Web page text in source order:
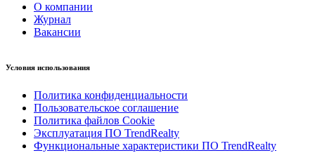
О компании
Журнал
Вакансии
Условия использования
Политика конфиденциальности
Пользовательское соглашение
Политика файлов Cookie
Эксплуатация ПО TrendRealty
Функциональные характеристики ПО TrendRealty